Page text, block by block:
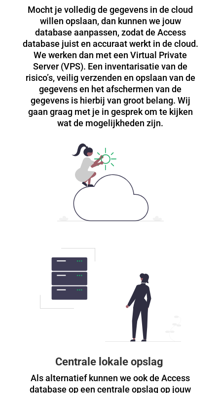
Mocht je volledig de gegevens in de cloud
willen opslaan, dan kunnen we jouw
database aanpassen, zodat de Access
database juist en accuraat werkt in de cloud.
We werken dan met een Virtual Private
Server (VPS). Een inventarisatie van de
risico’s, veilig verzenden en opslaan van de
gegevens en het afschermen van de
gegevens is hierbij van groot belang. Wij
gaan graag met je in gesprek om te kijken
wat de mogelijkheden zijn.
Centrale lokale opslag
Als alternatief kunnen we ook de Access
database op een centrale opslag op jouw